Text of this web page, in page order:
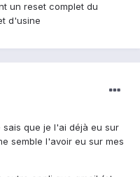
un reset complet du
d'usine
que je l'ai déjà eu sur
semble l'avoir eu sur mes